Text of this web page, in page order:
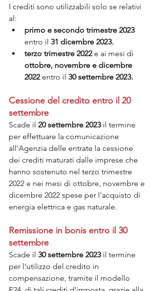
I crediti sono utilizzabili solo se relativi
al:
primo e secondo trimestre 2023
entro il 31 dicembre 2023.
terzo trimestre 2022 e ai mesi di
ottobre, novembre e dicembre
2022 entro il 30 settembre 2023.
Cessione del credito entro il 20
settembre
Scade il 20 settembre 2023 il termine
per effettuare la comunicazione
all'Agenzia delle entrate la cessione
dei crediti maturati dalle imprese che
hanno sostenuto nel terzo trimestre
2022 e nei mesi di ottobre, novembre e
dicembre 2022 spese per l'acquisto di
energia elettrica e gas naturale.
Remissione in bonis entro il 30
settembre
Scade il 30 settembre 2023 il termine
per l'utilizzo del credito in
compensazione, tramite il modello